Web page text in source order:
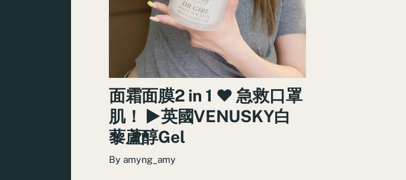
面霜面膜2 in 1 ♥ 急救口罩
肌！ ►英國VENUSKY白
藜蘆醇Gel
By amyng_amy